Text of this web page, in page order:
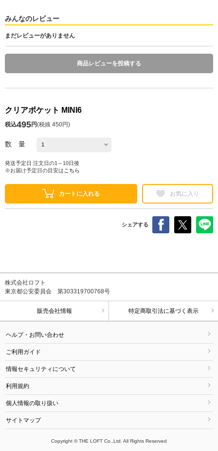
みんなのレビュー
まだレビューがありません
商品レビューを投稿する
クリアポケット MINI6
税込495円(税抜 450円)
数 量
発送予定日 注文日の1～10日後
※お届け予定日の目安は こちら
カートに入れる お気に入り
シェアする
株式会社ロフト
東京都公安委員会 第303319700768号
販売会社情報 特定商取引法に基づく表示
ヘルプ・お問い合わせ
ご利用ガイド
情報セキュリティについて
利用規約
個人情報の取り扱い
サイトマップ
Copyright © THE LOFT Co.,Ltd. All Rights Reserved